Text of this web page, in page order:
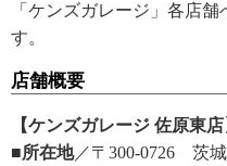
「ケンズガレージ」各店
す。
店舗概要
【ケンズガレージ 佐原東店
■所在地／〒300-0726 茨